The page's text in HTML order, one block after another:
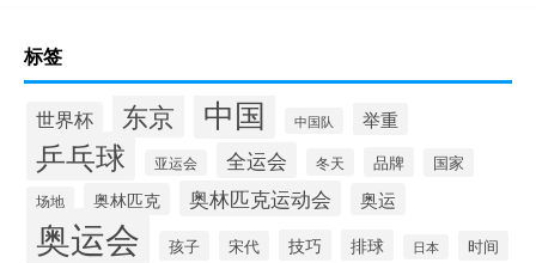
标签
世界杯 东京 中国 中国队 举重
乒乓球 亚运会 全运会 冬天 品牌 国家
场地 奥林匹克 奥林匹克运动会 奥运
奥运会 孩子 宋代 技巧 排球 日本 时间